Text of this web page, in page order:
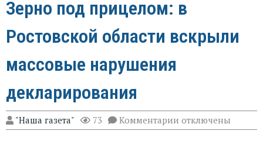
Зерно под прицелом: в
Ростовской области вскрыли
массовые нарушения
декларирования
"Наша газета" 73 Комментарии к
записи
отключены